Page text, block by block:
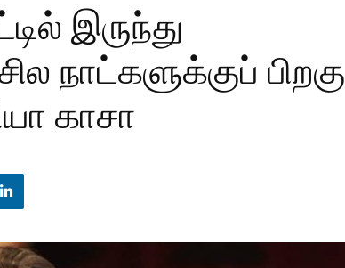
இருந்து
நாட்களுக்குப் பிறகு
காசா